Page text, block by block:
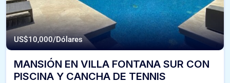
US$10,000/Dólares
MANSIÓN EN VILLA FONTANA SUR CON
PISCINA Y CANCHA DE TENNIS